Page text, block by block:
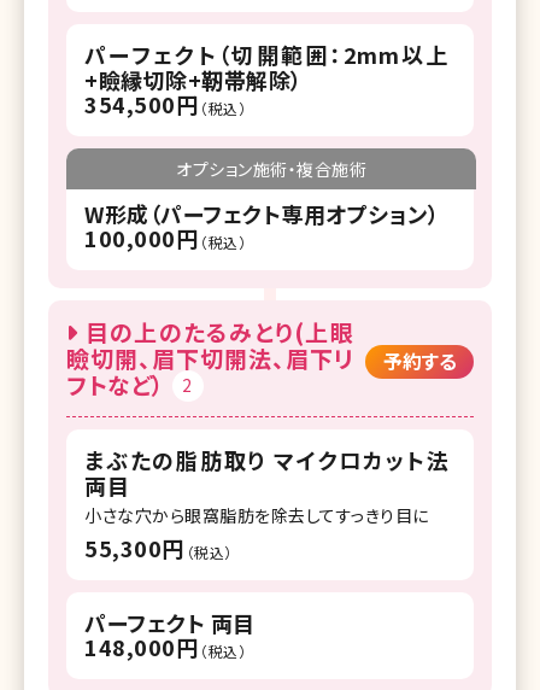
パーフェクト（切開範囲：2mm以上
+瞼縁切除+靭帯解除）
354,500円 （税込）
オプション施術・複合施術
W形成（パーフェクト専用オプション）
100,000円 （税込）
目の上のたるみとり(上眼
瞼切開、眉下切開法、眉下リ
フトなど）
2
予約する
まぶたの脂肪取り マイクロカット法
両目
小さな穴から眼窩脂肪を除去してすっきり目に
55,300円 （税込）
パーフェクト 両目
148,000円 （税込）